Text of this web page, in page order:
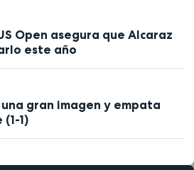
Open asegura que Alcaraz
este año
gran imagen y empata
1)